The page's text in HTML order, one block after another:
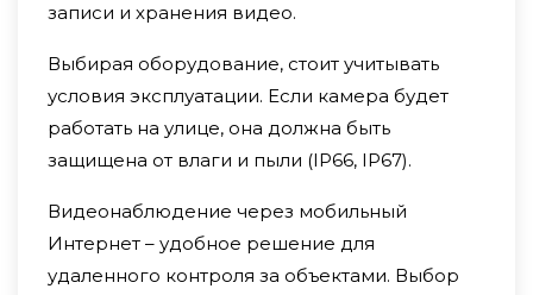
записи и хранения видео.
Выбирая оборудование, стоит учитывать
условия эксплуатации. Если камера будет
работать на улице, она должна быть
защищена от влаги и пыли (IP66, IP67).
Видеонаблюдение через мобильный
Интернет – удобное решение для
удаленного контроля за объектами. Выбор